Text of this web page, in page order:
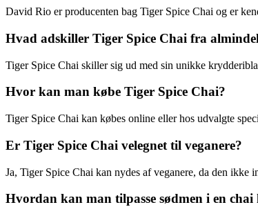
David Rio er producenten bag Tiger Spice Chai og er
Hvad adskiller Tiger Spice Chai fra
Tiger Spice Chai skiller sig ud med sin unikke
Hvor kan man købe Tiger Spice Chai?
Tiger Spice Chai kan købes online eller hos udvalgte
Er Tiger Spice Chai velegnet til veganere?
Ja, Tiger Spice Chai kan nydes af veganere, da den ikke
Hvordan kan man tilpasse sødmen i en chai